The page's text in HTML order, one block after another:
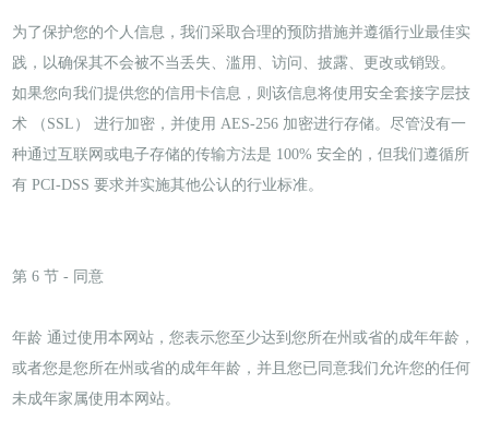
为了保护您的个人信息，我们采取合理的预防措施并遵循行业最佳实
践，以确保其不会被不当丢失、滥用、访问、披露、更改或销毁。
如果您向我们提供您的信用卡信息，则该信息将使用安全套接字层技
术 （SSL） 进行加密，并使用 AES-256 加密进行存储。尽管没有一
种通过互联网或电子存储的传输方法是 100% 安全的，但我们遵循所
有 PCI-DSS 要求并实施其他公认的行业标准。
第 6 节 - 同意
年龄 通过使用本网站，您表示您至少达到您所在州或省的成年年龄，
或者您是您所在州或省的成年年龄，并且您已同意我们允许您的任何
未成年家属使用本网站。